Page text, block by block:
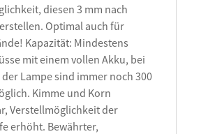
diesen 3 mm nach
Optimal auch für
Kapazität: Mindestens
mit einem vollen Akku, bei
Lampe sind immer noch 300
Kimme und Korn
Verstellmöglichkeit der
erhöht. Bewährter,